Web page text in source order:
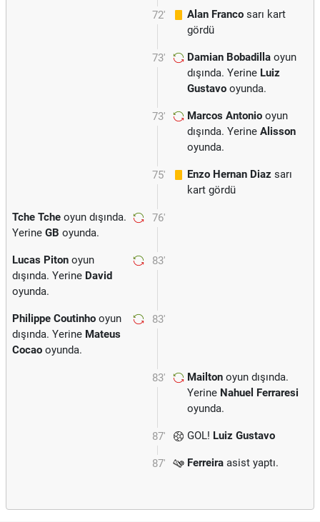
72' Alan Franco sarı kart
gördü
73' Damian Bobadilla oyun
dışında. Yerine Luiz
Gustavo oyunda.
73' Marcos Antonio oyun
dışında. Yerine Alisson
oyunda.
75' Enzo Hernan Diaz sarı
kart gördü
76'
Tche Tche oyun dışında.
Yerine GB oyunda.
83'
Lucas Piton oyun
dışında. Yerine David
oyunda.
83'
Philippe Coutinho oyun
dışında. Yerine Mateus
Cocao oyunda.
83' Mailton oyun dışında.
Yerine Nahuel Ferraresi
oyunda.
87' GOL! Luiz Gustavo
87' Ferreira asist yaptı.